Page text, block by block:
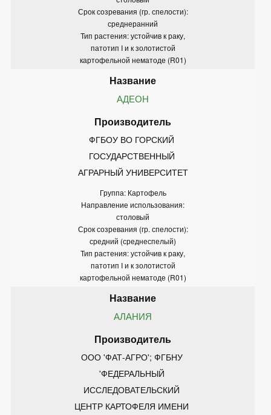
Срок созревания (гр. спелости):
среднеранний
Тип растения: устойчив к раку,
патотип I и к золотистой
картофельной нематоде (R01)
АДЕОН
ФГБОУ ВО ГОРСКИЙ
ГОСУДАРСТВЕННЫЙ
АГРАРНЫЙ УНИВЕРСИТЕТ
Группа: Картофель
Направление использования:
столовый
Срок созревания (гр. спелости):
средний (среднеспелый)
Тип растения: устойчив к раку,
патотип I и к золотистой
картофельной нематоде (R01)
АЛАНИЯ
ООО 'ФАТ-АГРО'; ФГБНУ
'ФЕДЕРАЛЬНЫЙ
ИССЛЕДОВАТЕЛЬСКИЙ
ЦЕНТР КАРТОФЕЛЯ ИМЕНИ